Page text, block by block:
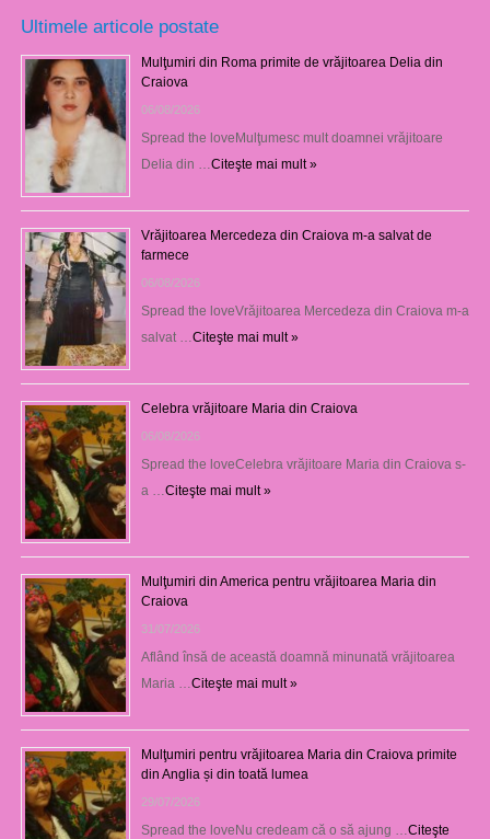
Ultimele articole postate
Mulţumiri din Roma primite de vrăjitoarea Delia din
Craiova
06/08/2026
Spread the loveMulţumesc mult doamnei vrăjitoare
Delia din …Citeşte mai mult »
Vrăjitoarea Mercedeza din Craiova m-a salvat de
farmece
06/08/2026
Spread the loveVrăjitoarea Mercedeza din Craiova m-a
salvat …Citeşte mai mult »
Celebra vrăjitoare Maria din Craiova
06/08/2026
Spread the loveCelebra vrăjitoare Maria din Craiova s-
a …Citeşte mai mult »
Mulţumiri din America pentru vrăjitoarea Maria din
Craiova
31/07/2026
Aflând însă de această doamnă minunată vrăjitoarea
Maria …Citeşte mai mult »
Mulţumiri pentru vrăjitoarea Maria din Craiova primite
din Anglia și din toată lumea
29/07/2026
Spread the loveNu credeam că o să ajung …Citeşte